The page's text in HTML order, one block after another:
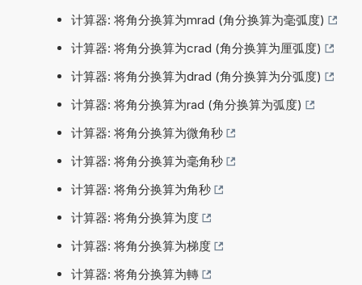
计算器: 将角分换算为mrad (角分换算为毫弧度)
计算器: 将角分换算为crad (角分换算为厘弧度)
计算器: 将角分换算为drad (角分换算为分弧度)
计算器: 将角分换算为rad (角分换算为弧度)
计算器: 将角分换算为微角秒
计算器: 将角分换算为毫角秒
计算器: 将角分换算为角秒
计算器: 将角分换算为度
计算器: 将角分换算为梯度
计算器: 将角分换算为轉